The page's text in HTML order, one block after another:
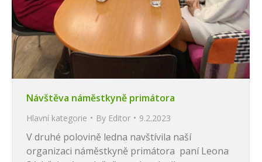
Návštěva náměstkyně primátora
Hlavní kategorie By Editor 9.2.2023
V druhé polovině ledna navštívila naší
organizaci náměstkyně primátora paní Leona